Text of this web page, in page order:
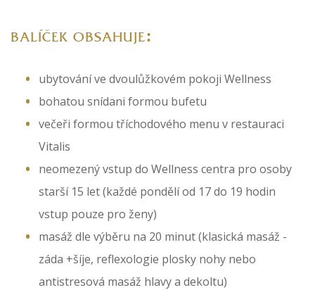
BALÍČEK OBSAHUJE:
ubytování ve dvoulůžkovém pokoji Wellness
bohatou snídani formou bufetu
večeři formou tříchodového menu v restauraci
Vitalis
neomezený vstup do Wellness centra pro osoby
starší 15 let (každé pondělí od 17 do 19 hodin
vstup pouze pro ženy)
masáž dle výběru na 20 minut (klasická masáž -
záda +šíje, reflexologie plosky nohy nebo
antistresová masáž hlavy a dekoltu)